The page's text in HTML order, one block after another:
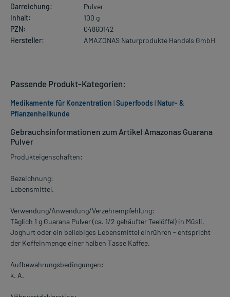
Darreichung:
Pulver
Inhalt:
100 g
PZN:
04860142
Hersteller:
AMAZONAS Naturprodukte Handels GmbH
Gebrauchsinformationen zum Artikel Amazonas Guarana
Pulver
Produkteigenschaften:
Bezeichnung:
Lebensmittel.
Verwendung/Anwendung/Verzehrempfehlung:
Täglich 1 g Guarana Pulver (ca. 1/2 gehäufter Teelöffel) in Müsli,
Joghurt oder ein beliebiges Lebensmittel einrühren - entspricht
der Koffeinmenge einer halben Tasse Kaffee.
Aufbewahrungsbedingungen:
k. A.
Passende Produkt-Kategorien:
Medikamente für Konzentration |Superfoods| Natur- &
Pflanzenheilkunde